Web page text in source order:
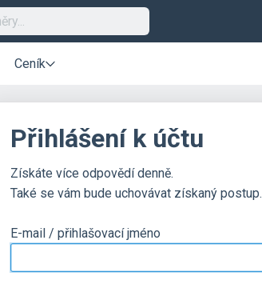
Ceník
Přihlášení k účtu
Získáte více odpovědí denně.
Také se vám bude uchovávat získaný postup.
E-mail / přihlašovací jméno